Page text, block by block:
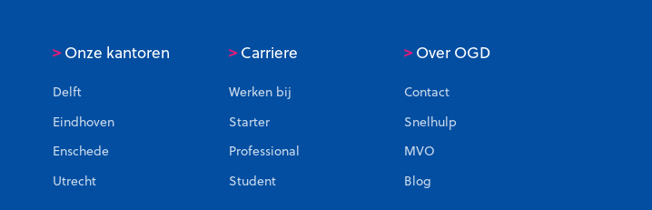
>Onze kantoren
Delft
Eindhoven
Enschede
Utrecht
>Carriere
Werken bij
Starter
Professional
Student
>Over OGD
Contact
Snelhulp
MVO
Blog